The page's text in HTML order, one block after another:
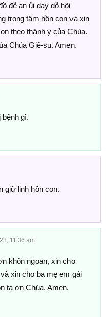
đễ an ủi dạy dỗ hội
trong tâm hồn con và xin
theo thánh ý của Chúa.
Chúa Giê-su. Amen.
bệnh gì.
giữ linh hồn con.
11:36 am
khôn ngoan, xin cho
xin cho ba mẹ em gái
tạ ơn Chúa. Amen.